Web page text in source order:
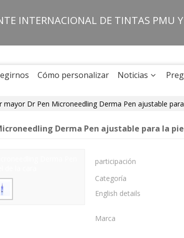
INTERNACIONAL DE TINTAS PMU
Cómo personalizar Noticias
mayor Dr Pen Microneedling Derma Pen ajustable
Derma Pen ajustable para la
participación
Categoría
English details
Marca